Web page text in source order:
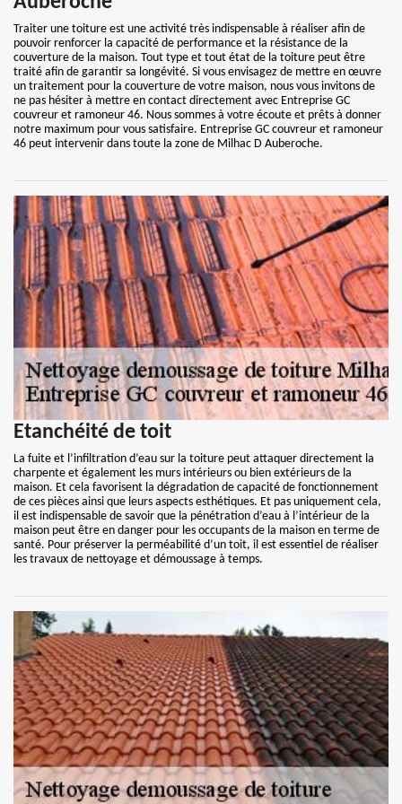
Traiter une toiture est une activité très indispensable à réaliser afin de
pouvoir renforcer la capacité de performance et la résistance de la
couverture de la maison. Tout type et tout état de la toiture peut être
traité afin de garantir sa longévité. Si vous envisagez de mettre en œuvre
un traitement pour la couverture de votre maison, nous vous invitons de
ne pas hésiter à mettre en contact directement avec Entreprise GC
couvreur et ramoneur 46. Nous sommes à votre écoute et prêts à donner
notre maximum pour vous satisfaire. Entreprise GC couvreur et ramoneur
46 peut intervenir dans toute la zone de Milhac D Auberoche.
Etanchéité de toit
La fuite et l’infiltration d’eau sur la toiture peut attaquer directement la
charpente et également les murs intérieurs ou bien extérieurs de la
maison. Et cela favorisent la dégradation de capacité de fonctionnement
de ces pièces ainsi que leurs aspects esthétiques. Et pas uniquement cela,
il est indispensable de savoir que la pénétration d’eau à l’intérieur de la
maison peut être en danger pour les occupants de la maison en terme de
santé. Pour préserver la perméabilité d’un toit, il est essentiel de réaliser
les travaux de nettoyage et démoussage à temps.